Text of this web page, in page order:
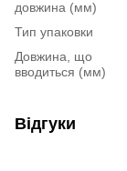
довжина (мм)
Тип упаковки
Довжина, що
вводиться (мм)
Відгуки